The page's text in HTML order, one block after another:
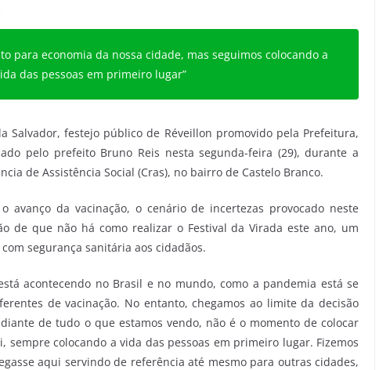
para economia da nossa cidade, mas seguimos colocando a
das pessoas em primeiro lugar”
Salvador, festejo público de Réveillon promovido pela Prefeitura,
pelo prefeito Bruno Reis nesta segunda-feira (29), durante a
de Assistência Social (Cras), no bairro de Castelo Branco.
avanço da vacinação, o cenário de incertezas provocado neste
de que não há como realizar o Festival da Virada este ano, um
segurança sanitária aos cidadãos.
acontecendo no Brasil e no mundo, como a pandemia está se
de vacinação. No entanto, chegamos ao limite da decisão
de tudo o que estamos vendo, não é o momento de colocar
colocando a vida das pessoas em primeiro lugar. Fizemos
aqui servindo de referência até mesmo para outras cidades,